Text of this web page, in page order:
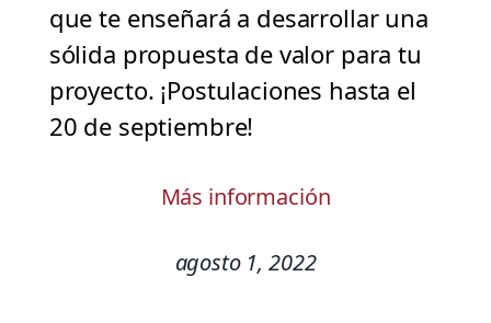
que te enseñará a desarrollar una
sólida propuesta de valor para tu
proyecto. ¡Postulaciones hasta el
20 de septiembre!
Más información
agosto 1, 2022